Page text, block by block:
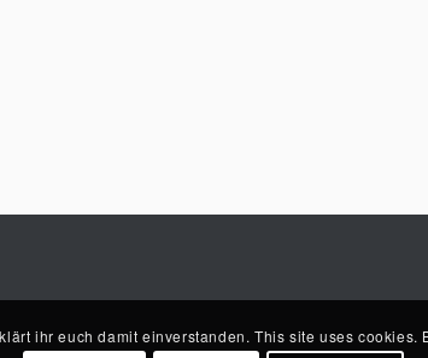
ihr euch damit einverstanden. This site uses